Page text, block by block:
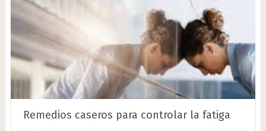
Remedios caseros para controlar la fatiga